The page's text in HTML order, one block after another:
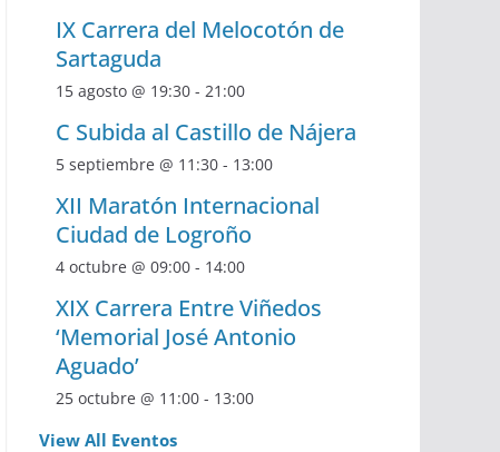
IX Carrera del Melocotón de
Sartaguda
15 agosto @ 19:30 - 21:00
C Subida al Castillo de Nájera
5 septiembre @ 11:30 - 13:00
XII Maratón Internacional
Ciudad de Logroño
4 octubre @ 09:00 - 14:00
XIX Carrera Entre Viñedos
‘Memorial José Antonio
Aguado’
25 octubre @ 11:00 - 13:00
View All Eventos